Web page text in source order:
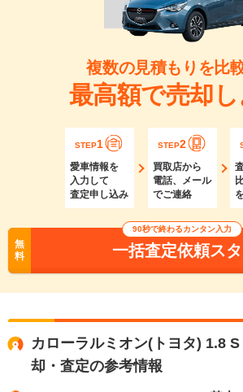
複数の見積もりを比
最高額で売却
STEP1
愛車情報を
入力して
査定申し込み
STEP2
買取店から
電話、メール
でご連絡
無
料
90秒で終わるカンタン入力
一括査定依頼ス
カローラルミオン(トヨタ) 1.8
却・査定の参考情報